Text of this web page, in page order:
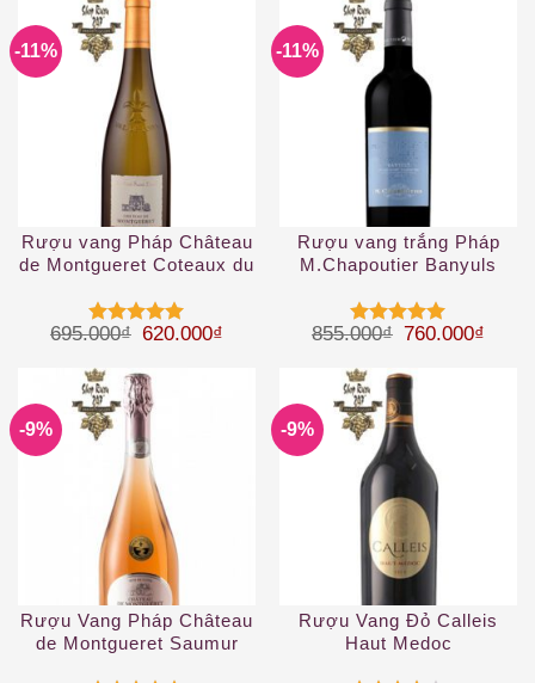
-11%
Rượu vang Pháp Château
de Montgueret Coteaux du
Được xếp
sao
695.000₫ Giá gốc là: 695.000₫.
620.000₫ Giá hiện tại là: 620.000₫.
-11%
Rượu vang trắng Pháp
M.Chapoutier Banyuls
Được xếp
sao
855.000₫ Giá gốc là:
760.000₫
-9%
Rượu Vang Pháp Château
de Montgueret Saumur
-9%
Rượu Vang Đỏ Calleis
Haut Medoc